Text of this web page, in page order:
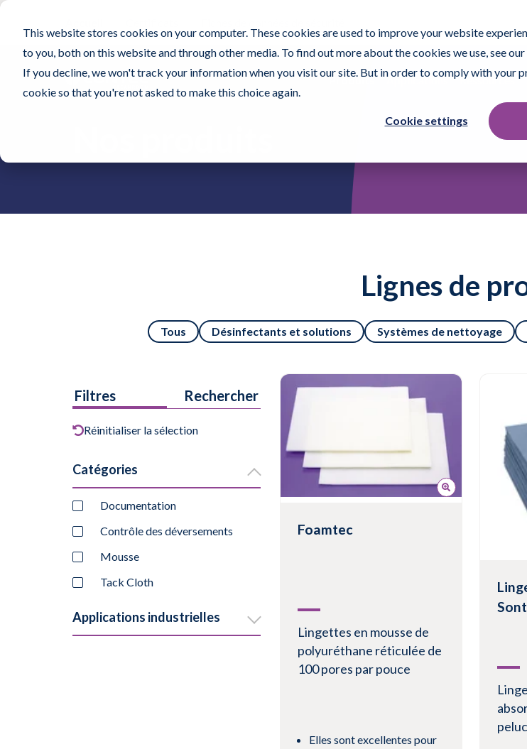
This website stores cookies on your computer. These cookies are used to improve your website
to you, both on this website and through other media. To find out more about the cookies we use, see
If you decline, we won't track your information when you visit our site. But in order to comply with your
cookie so that you're not asked to make this choice again.
Cookie settings
Produits Applications Ressources
Lignes de
Tous Désinfectants et solutions Systèmes de nettoyage
Filtres Rechercher
Réinitialiser la sélection
Catégories
Documentation
Contrôle des déversements
Mousse
Tack Cloth
Applications industrielles
Foamtec
Lingettes en mousse de
polyuréthane réticulée de
100 pores par pouce
Elles sont excellentes pour